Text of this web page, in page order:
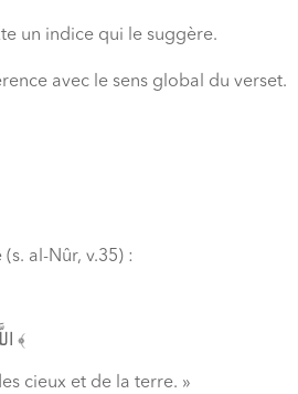
un indice qui le suggère.
avec le sens global du verset.
al-Nûr, v.35) :
﴿ اللَّهُ نُورُ السَّمَاوَاتِ وَالْأَرْضِ ﴾
cieux et de la terre. »